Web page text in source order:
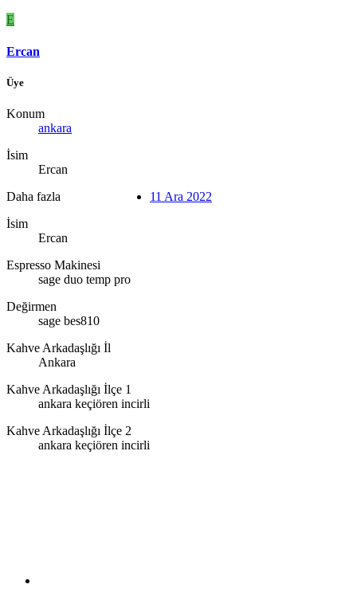
E
Ercan
Üye
Konum
ankara
İsim
Ercan
Daha fazla
İsim
Ercan
Espresso Makinesi
sage duo temp pro
Değirmen
sage bes810
Kahve Arkadaşlığı İl
Ankara
Kahve Arkadaşlığı İlçe 1
ankara keçiören incirli
Kahve Arkadaşlığı İlçe 2
ankara keçiören incirli
11 Ara 2022